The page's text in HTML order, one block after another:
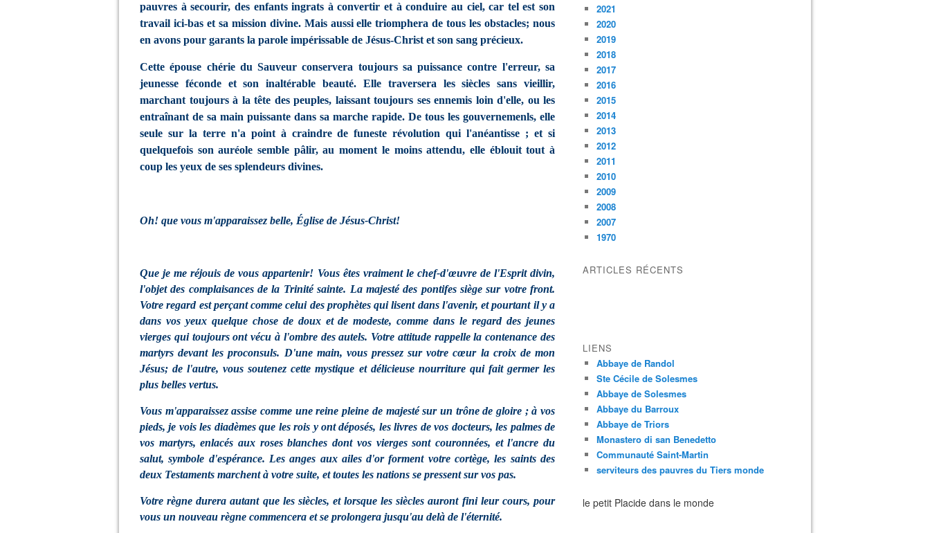
pauvres à secourir, des enfants ingrats à convertir et à conduire au ciel, car tel est son
travail ici-bas et sa mission divine. Mais aussi elle triomphera de tous les obstacles; nous
en avons pour garants la parole impérissable de Jésus-Christ et son sang précieux.
Cette épouse chérie du Sauveur conservera toujours sa puissance contre l'erreur, sa
jeunesse féconde et son inaltérable beauté. Elle traversera les siècles sans vieillir,
marchant toujours à la tête des peuples, laissant toujours ses ennemis loin d'elle, ou les
entraînant de sa main puissante dans sa marche rapide. De tous les gouvernemenls, elle
seule sur la terre n'a point à craindre de funeste révolution qui l'anéantisse ; et si
quelquefois son auréole semble pâlir, au moment le moins attendu, elle éblouit tout à
coup les yeux de ses splendeurs divines.
Oh! que vous m'apparaissez belle, Église de Jésus-Christ!
Que je me réjouis de vous appartenir! Vous êtes vraiment le chef-d'œuvre de l'Esprit divin,
l'objet des complaisances de la Trinité sainte. La majesté des pontifes siège sur votre front.
Votre regard est perçant comme celui des prophètes qui lisent dans l'avenir, et pourtant il y a
dans vos yeux quelque chose de doux et de modeste, comme dans le regard des jeunes
vierges qui toujours ont vécu à l'ombre des autels. Votre attitude rappelle la contenance des
martyrs devant les proconsuls. D'une main, vous pressez sur votre cœur la croix de mon
Jésus; de l'autre, vous soutenez cette mystique et délicieuse nourriture qui fait germer les
plus belles vertus.
Vous m'apparaissez assise comme une reine pleine de majesté sur un trône de gloire ; à vos
pieds, je vois les diadèmes que les rois y ont déposés, les livres de vos docteurs, les palmes de
vos martyrs, enlacés aux roses blanches dont vos vierges sont couronnées, et l'ancre du
salut, symbole d'espérance. Les anges aux ailes d'or forment votre cortège, les saints des
deux Testaments marchent à votre suite, et toutes les nations se pressent sur vos pas.
Votre règne durera autant que les siècles, et lorsque les siècles auront fini leur cours, pour
vous un nouveau règne commencera et se prolongera jusqu'au delà de l'éternité.
2021
2020
2019
2018
2017
2016
2015
2014
2013
2012
2011
2010
2009
2008
2007
1970
ARTICLES RÉCENTS
LIENS
Abbaye de Randol
Ste Cécile de Solesmes
Abbaye de Solesmes
Abbaye du Barroux
Abbaye de Triors
Monastero di san Benedetto
Communauté Saint-Martin
serviteurs des pauvres du Tiers monde
le petit Placide dans le monde